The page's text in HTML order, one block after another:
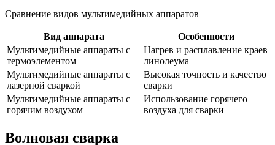
Сравнение видов мультимедийных аппаратов
Вид аппарата
Особенности
Мультимедийные аппараты с
термоэлементом
Нагрев и расплавление краев
линолеума
Мультимедийные аппараты с
лазерной сваркой
Высокая точность и качество
сварки
Мультимедийные аппараты с
горячим воздухом
Использование горячего
воздуха для сварки
Волновая сварка